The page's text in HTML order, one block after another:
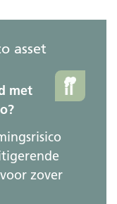
asset
met
zover